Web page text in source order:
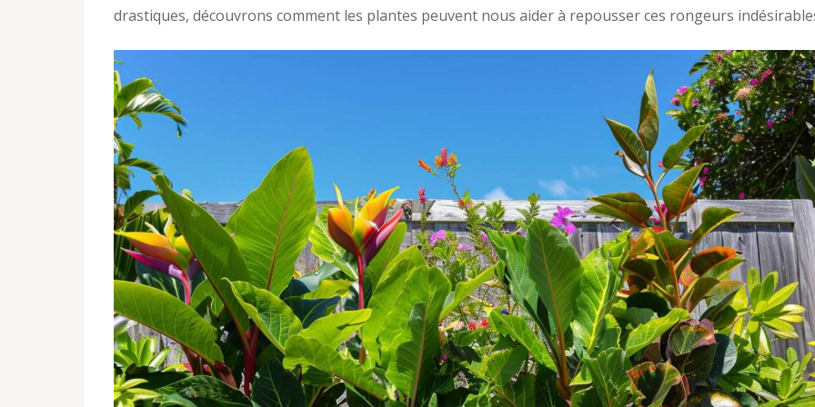
drastiques, découvrons comment les plantes peuvent nous aider à repousser ces rongeurs